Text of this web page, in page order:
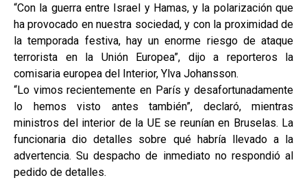
“Con la guerra entre Israel y Hamas, y la polarización que
ha provocado en nuestra sociedad, y con la proximidad de
la temporada festiva, hay un enorme riesgo de ataque
terrorista en la Unión Europea”, dijo a reporteros la
comisaria europea del Interior, Ylva Johansson.
“Lo vimos recientemente en París y desafortunadamente
lo hemos visto antes también”, declaró, mientras
ministros del interior de la UE se reunían en Bruselas. La
funcionaria dio detalles sobre qué habría llevado a la
advertencia. Su despacho de inmediato no respondió al
pedido de detalles.